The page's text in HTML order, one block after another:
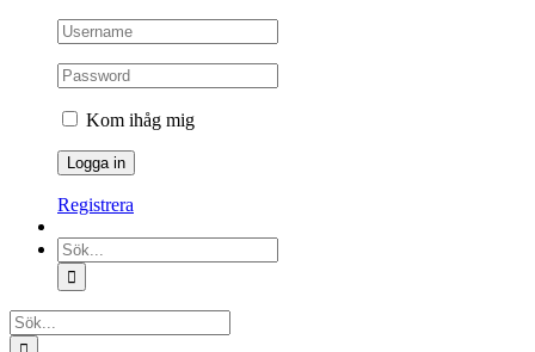
Kom ihåg mig
Registrera
Sök
efter:
Sök
efter: